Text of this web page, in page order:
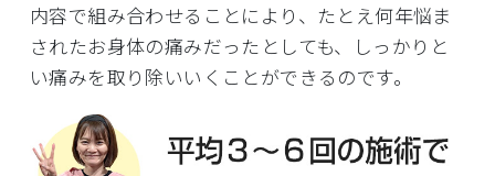
内容で組み合わせることにより、たとえ何年悩ま
されたお身体の痛みだったとしても、しっかりと
い痛みを取り除いいくことができるのです。